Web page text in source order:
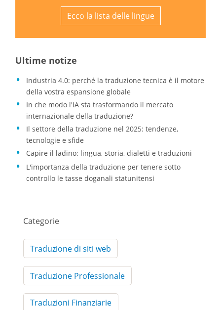
Ecco la lista delle lingue
Ultime notize
Industria 4.0: perché la traduzione tecnica è il motore
della vostra espansione globale
In che modo l'IA sta trasformando il mercato
internazionale della traduzione?
Il settore della traduzione nel 2025: tendenze,
tecnologie e sfide
Capire il ladino: lingua, storia, dialetti e traduzioni
L'importanza della traduzione per tenere sotto
controllo le tasse doganali statunitensi
Categorie
Traduzione di siti web
Traduzione Professionale
Traduzioni Finanziarie